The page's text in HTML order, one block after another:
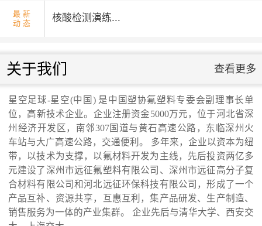
最 新
动 态
核酸检测演练...
国庆升旗仪式...
省发改委领导来我公司调研走访...
交通运输行业标准《桥梁支座用高分子材料
滑板》 送审稿审查会在京召开...
河北省科学院与远征环保科技有限公司能源
关于我们 查看更多
星空足球-星空(中国) 是中国塑协氟塑料专委会副理事长单
位，高新技术企业。企业注册资金5000万元，位于河北省深
州经济开发区，南邻307国道与黄石高速公路，东临深州火
车站与大广高速公路，交通便利。 多年来，企业以资本为纽
带，以技术为支撑，以氟材料开发为主线，先后投资两亿多
元建设了深州市远征氟塑料有限公司、深州市远征高分子复
合材料有限公司和河北远征环保科技有限公司，形成了一个
产品互补、资源共享，互惠互利，集产品研发、生产制造、
销售服务为一体的产业集群。 企业先后与清华大学、西安交
星空足球-星空(中